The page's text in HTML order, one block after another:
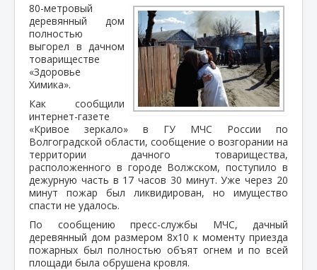
80-метровый
деревянный дом
полностью
выгорел в дачном
товариществе
«Здоровье
Химика».
Как сообщили
интернет-газете
«Кривое зеркало» в ГУ МЧС России по
Волгоградской области, сообщение о возгорании на
территории дачного товарищества,
расположенного в городе Волжском, поступило в
дежурную часть в 17 часов 30 минут. Уже через 20
минут пожар был ликвидирован, но имущество
спасти не удалось.
По сообщению пресс-службы МЧС, дачный
деревянный дом размером 8х10 к моменту приезда
пожарных был полностью объят огнем и по всей
площади была обрушена кровля.